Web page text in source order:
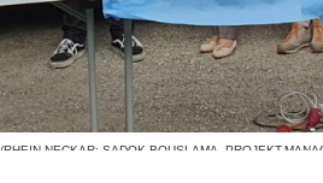
NECKAR; SADOK BOUSLAMA, PROJEKT-